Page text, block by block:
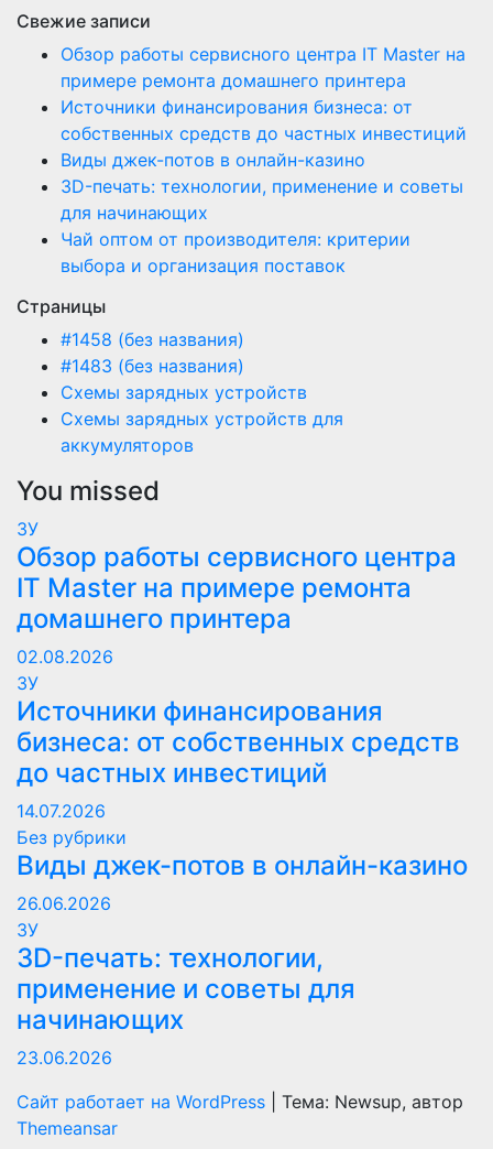
Свежие записи
Обзор работы сервисного центра IT Master на
примере ремонта домашнего принтера
Источники финансирования бизнеса: от
собственных средств до частных инвестиций
Виды джек-потов в онлайн-казино
3D-печать: технологии, применение и советы
для начинающих
Чай оптом от производителя: критерии
выбора и организация поставок
Страницы
#1458 (без названия)
#1483 (без названия)
Схемы зарядных устройств
Схемы зарядных устройств для
аккумуляторов
You missed
ЗУ
Обзор работы сервисного центра
IT Master на примере ремонта
домашнего принтера
02.08.2026
ЗУ
Источники финансирования
бизнеса: от собственных средств
до частных инвестиций
14.07.2026
Без рубрики
Виды джек-потов в онлайн-казино
26.06.2026
ЗУ
3D-печать: технологии,
применение и советы для
начинающих
23.06.2026
Сайт работает на WordPress
Тема: Newsup, автор
Themeansar